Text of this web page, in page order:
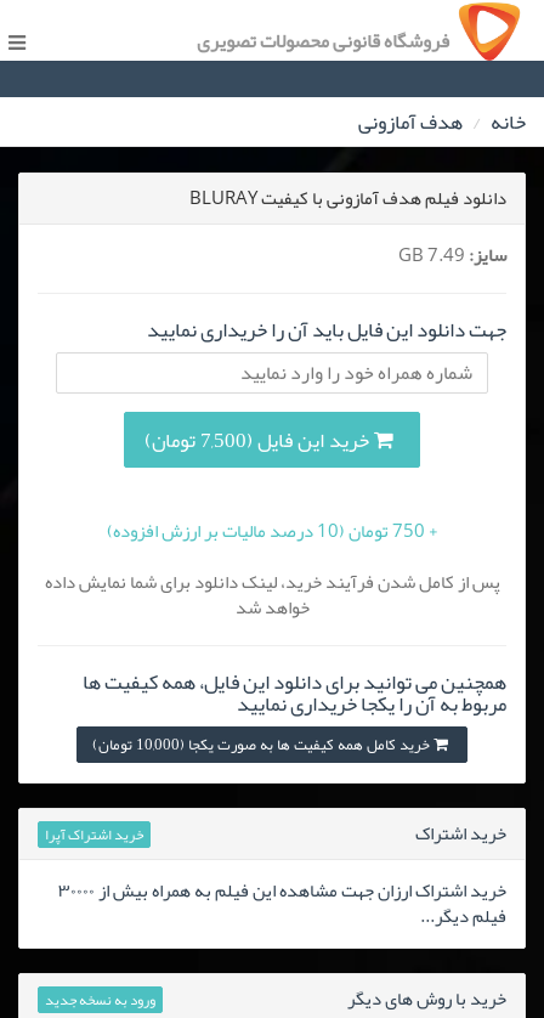
فروشگاه قانونی محصولات تصویری
خانه هدف آمازونی
دانلود فیلم هدف آمازونی با کیفیت BLURAY
سایز:
جهت دانلود این فایل باید آن را خریداری نمایید
خرید این فایل (7,500 تومان)
+ 750 تومان (10 درصد مالیات بر ارزش افزوده)
پس از کامل شدن فرآیند خرید، لینک دانلود برای شما نمایش داده
خواهد شد
همچنین می توانید برای دانلود این فایل، همه کیفیت ها
مربوط به آن را یکجا خریداری نمایید
خرید کامل همه کیفیت ها به صورت یکجا (10,000 تومان)
خرید اشتراک خرید اشتراک آپرا
خرید اشتراک ارزان جهت مشاهده این فیلم به همراه بیش از ۳۰۰۰۰
فیلم دیگر...
خرید با روش های دیگر ورود به نسخه جدید